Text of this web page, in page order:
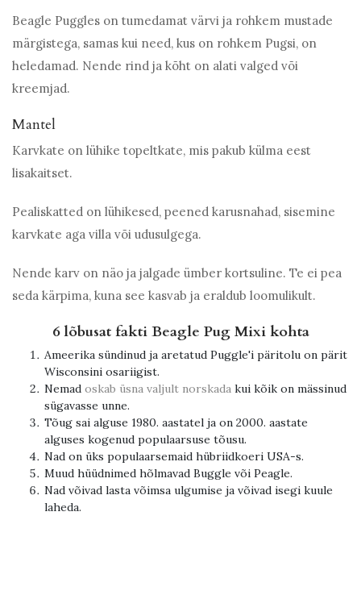
Beagle Puggles on tumedamat värvi ja rohkem mustade
märgistega, samas kui need, kus on rohkem Pugsi, on
heledamad. Nende rind ja kõht on alati valged või
kreemjad.
Mantel
Karvkate on lühike topeltkate, mis pakub külma eest
lisakaitset.
Pealiskatted on lühikesed, peened karusnahad, sisemine
karvkate aga villa või udusulgega.
Nende karv on näo ja jalgade ümber kortsuline. Te ei pea
seda kärpima, kuna see kasvab ja eraldub loomulikult.
6 lõbusat fakti Beagle Pug Mixi kohta
Ameerika sündinud ja aretatud Puggle'i päritolu on pärit
Wisconsini osariigist.
Nemad oskab üsna valjult norskada kui kõik on mässinud
sügavasse unne.
Tõug sai alguse 1980. aastatel ja on 2000. aastate
alguses kogenud populaarsuse tõusu.
Nad on üks populaarsemaid hübriidkoeri USA-s.
Muud hüüdnimed hõlmavad Buggle või Peagle.
Nad võivad lasta võimsa ulgumise ja võivad isegi kuule
laheda.